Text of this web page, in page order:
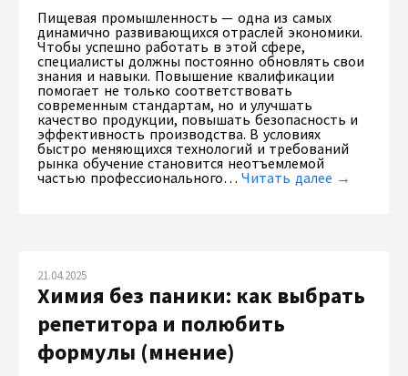
Пищевая промышленность — одна из самых
динамично развивающихся отраслей экономики.
Чтобы успешно работать в этой сфере,
специалисты должны постоянно обновлять свои
знания и навыки. Повышение квалификации
помогает не только соответствовать
современным стандартам, но и улучшать
качество продукции, повышать безопасность и
эффективность производства. В условиях
быстро меняющихся технологий и требований
рынка обучение становится неотъемлемой
частью профессионального…Читать далее →
21.04.2025
Химия без паники: как выбрать
репетитора и полюбить
формулы (мнение)